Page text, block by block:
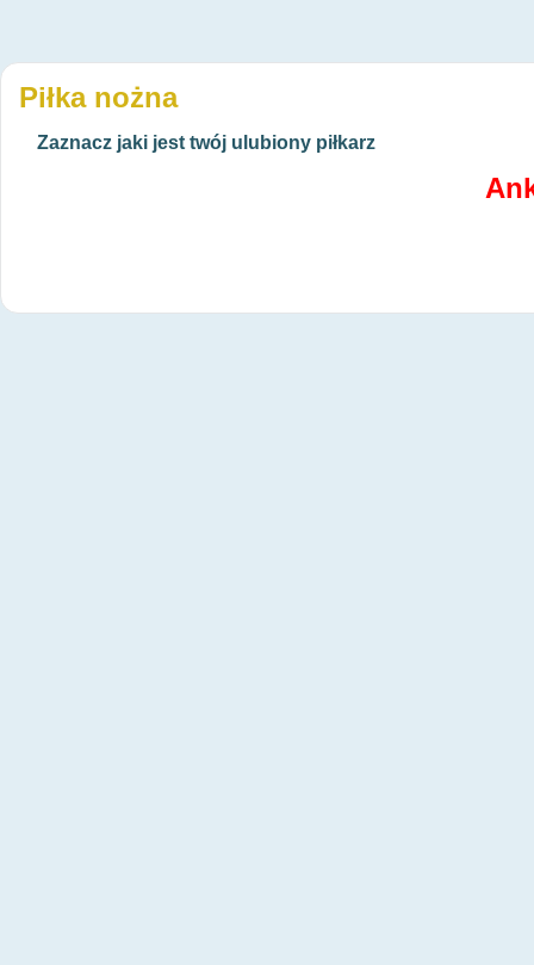
Piłka nożna
Zaznacz jaki jest twój ulubiony piłkarz